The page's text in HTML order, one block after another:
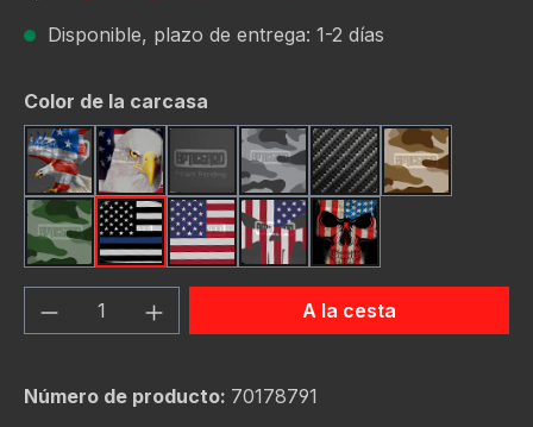
Disponible, plazo de entrega: 1-2 días
Seleccione
Color de la carcasa
American EagleBald Eagle American Flag
Black Camo GreyCarbon Fiber Black
Desert
Green Hunting Camouflag
Thin Blue Line Flag
USA Flag New
Us Flag SkullUs Flag Skull #2
Cantidad del producto: introduce la
A la cesta
Número de producto: 70178791